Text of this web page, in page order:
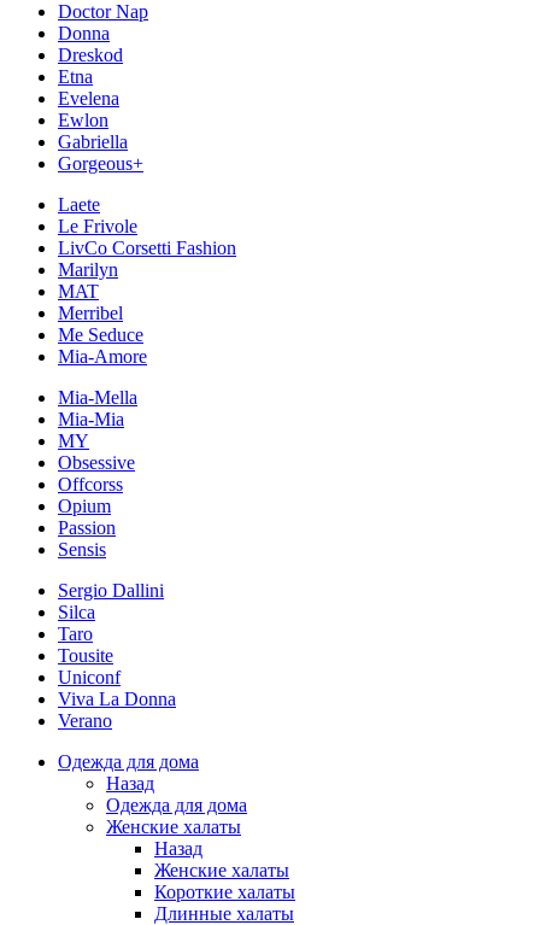
Doctor Nap
Donna
Dreskod
Etna
Evelena
Ewlon
Gabriella
Gorgeous+
Laete
Le Frivole
LivCo Corsetti Fashion
Marilyn
MAT
Merribel
Me Seduce
Mia-Amore
Mia-Mella
Mia-Mia
MY
Obsessive
Offcorss
Opium
Passion
Sensis
Sergio Dallini
Silca
Taro
Tousite
Uniconf
Viva La Donna
Verano
Одежда для дома
Назад
Одежда для дома
Женские халаты
Назад
Женские халаты
Короткие халаты
Длинные халаты